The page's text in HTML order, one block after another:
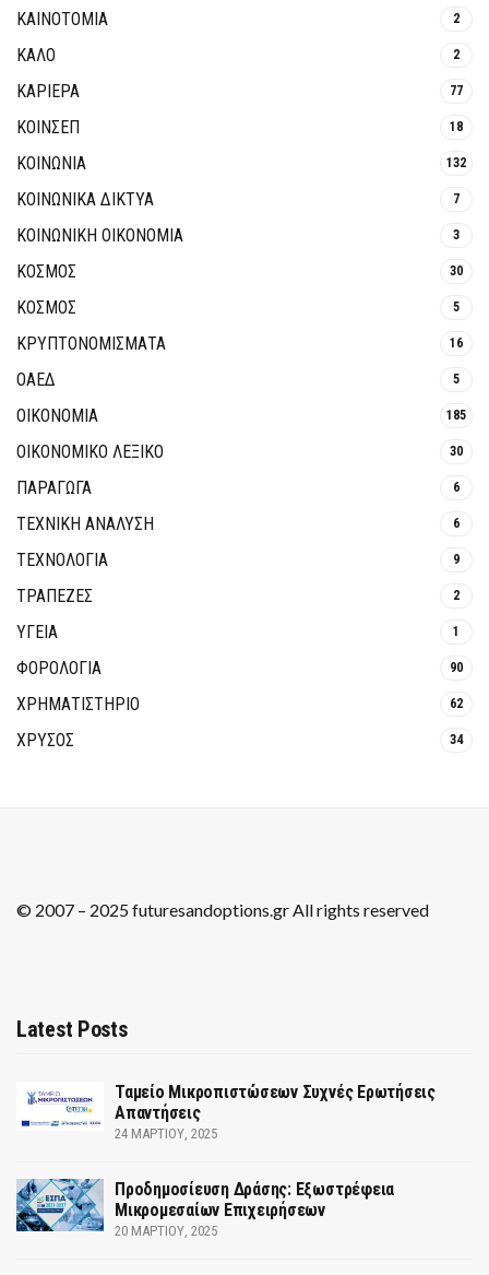
ΚΑΙΝΟΤΟΜΊΑ 2
ΚΑΛΟ 2
ΚΑΡΙΕΡΑ 77
ΚΟΙΝΣΕΠ 18
ΚΟΙΝΩΝΙΑ 132
ΚΟΙΝΩΝΙΚΆ ΔΊΚΤΥΑ 7
ΚΟΙΝΩΝΙΚΉ ΟΙΚΟΝΟΜΊΑ 3
ΚΟΣΜΟΣ 30
ΚΟΣΜΟΣ 5
ΚΡΥΠΤΟΝΟΜΊΣΜΑΤΑ 16
ΟΑΕΔ 5
ΟΙΚΟΝΟΜΙΑ 185
ΟΙΚΟΝΟΜΙΚΟ ΛΕΞΙΚΟ 30
ΠΑΡΑΓΩΓΑ 6
ΤΕΧΝΙΚΗ ΑΝΑΛΥΣΗ 6
ΤΕΧΝΟΛΟΓΙΑ 9
ΤΡΆΠΕΖΕΣ 2
ΥΓΕΙΑ 1
ΦΟΡΟΛΟΓΙΑ 90
ΧΡΗΜΑΤΙΣΤΗΡΙΟ 62
ΧΡΥΣΟΣ 34
© 2007 – 2025 futuresandoptions.gr All rights reserved
Latest Posts
Ταμείο Μικροπιστώσεων Συχνές Ερωτήσεις
Απαντήσεις
24 ΜΑΡΤΊΟΥ, 2025
Προδημοσίευση Δράσης: Εξωστρέφεια
Μικρομεσαίων Επιχειρήσεων
20 ΜΑΡΤΊΟΥ, 2025